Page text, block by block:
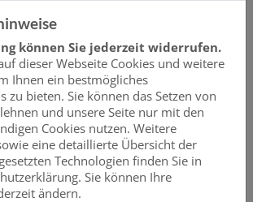
von Google Maps
von Google Fonts
Videos, Bilder und Links zu
von Veränderungen
können Sie jederzeit widerrufen.
dieser Webseite Cookies und weitere
Ihnen ein bestmögliches
zu bieten. Sie können das Setzen von
und unsere Seite nur mit den
Cookies nutzen. Weitere
eine detaillierte Übersicht der
Technologien finden Sie in
Sie können Ihre
ändern.